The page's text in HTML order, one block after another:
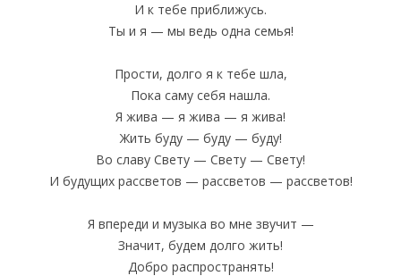
И к тебе приближусь.
Ты и я — мы ведь одна семья!
Прости, долго я к тебе шла,
Пока саму себя нашла.
Я жива — я жива — я жива!
Жить буду — буду — буду!
Во славу Свету — Свету — Свету!
И будущих рассветов — рассветов — рассветов!
Я впереди и музыка во мне звучит —
Значит, будем долго жить!
Добро распространять!